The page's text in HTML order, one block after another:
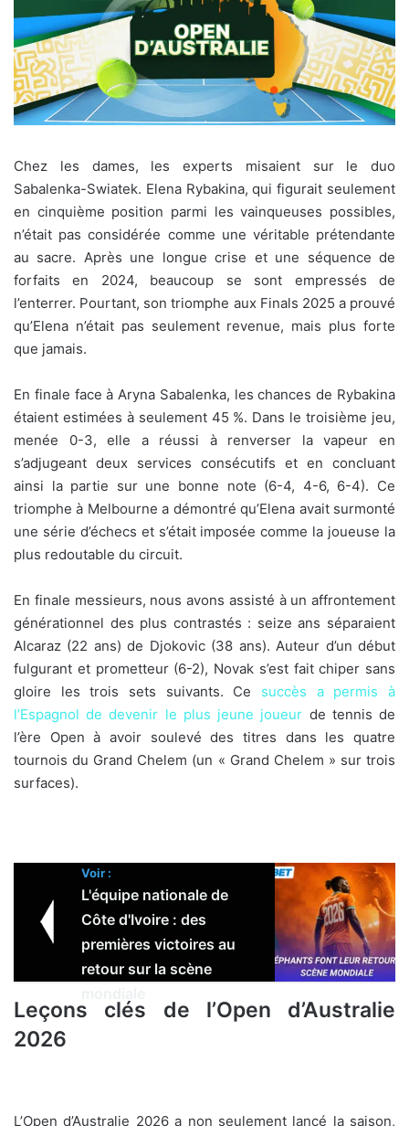
Chez les dames, les experts misaient sur le duo
Sabalenka-Swiatek. Elena Rybakina, qui figurait seulement
en cinquième position parmi les vainqueuses possibles,
n’était pas considérée comme une véritable prétendante
au sacre. Après une longue crise et une séquence de
forfaits en 2024, beaucoup se sont empressés de
l’enterrer. Pourtant, son triomphe aux Finals 2025 a prouvé
qu’Elena n’était pas seulement revenue, mais plus forte
que jamais.
En finale face à Aryna Sabalenka, les chances de Rybakina
étaient estimées à seulement 45 %. Dans le troisième jeu,
menée 0-3, elle a réussi à renverser la vapeur en
s’adjugeant deux services consécutifs et en concluant
ainsi la partie sur une bonne note (6-4, 4-6, 6-4). Ce
triomphe à Melbourne a démontré qu’Elena avait surmonté
une série d’échecs et s’était imposée comme la joueuse la
plus redoutable du circuit.
En finale messieurs, nous avons assisté à un affrontement
générationnel des plus contrastés : seize ans séparaient
Alcaraz (22 ans) de Djokovic (38 ans). Auteur d’un début
fulgurant et prometteur (6-2), Novak s’est fait chiper sans
gloire les trois sets suivants. Ce succès a permis à
l’Espagnol de devenir le plus jeune joueur de tennis de
l’ère Open à avoir soulevé des titres dans les quatre
tournois du Grand Chelem (un « Grand Chelem » sur trois
surfaces).
Voir :
L'équipe nationale de
Côte d'Ivoire : des
premières victoires au
retour sur la scène
Leçons clés de l’Open d’Australie
2026
L’Open d’Australie 2026 a non seulement lancé la saison,